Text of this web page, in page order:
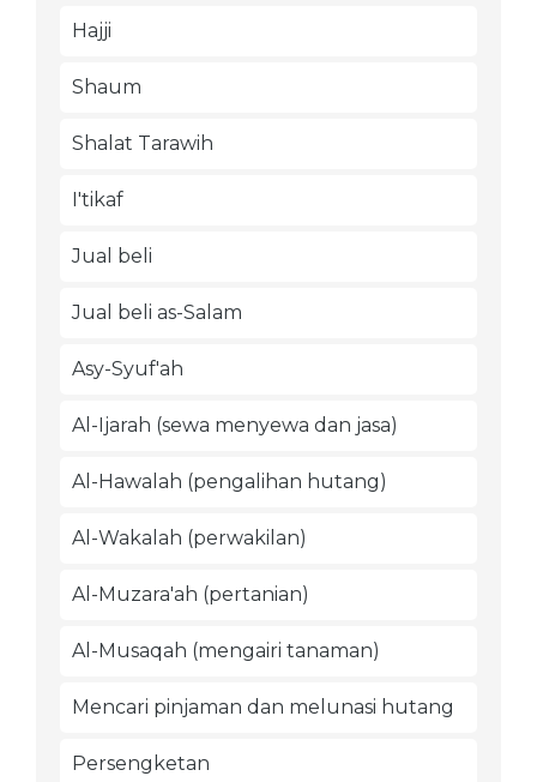
Hajji
Shaum
Shalat Tarawih
I'tikaf
Jual beli
Jual beli as-Salam
Asy-Syuf'ah
Al-Ijarah (sewa menyewa dan jasa)
Al-Hawalah (pengalihan hutang)
Al-Wakalah (perwakilan)
Al-Muzara'ah (pertanian)
Al-Musaqah (mengairi tanaman)
Mencari pinjaman dan melunasi hutang
Persengketan